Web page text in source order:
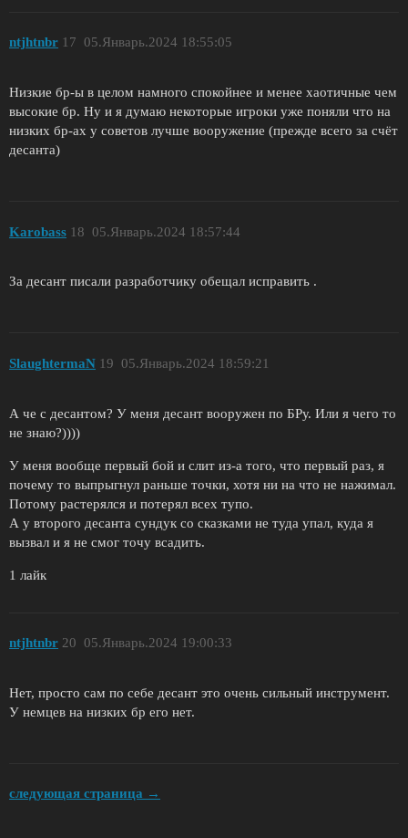
ntjhtnbr 05.Январь.2024 18:55:05
17
Низкие бр-ы в целом намного спокойнее и менее хаотичные чем
высокие бр. Ну и я думаю некоторые игроки уже поняли что на
низких бр-ах у советов лучше вооружение (прежде всего за счёт
десанта)
Karobass 05.Январь.2024 18:57:44
18
За десант писали разработчику обещал исправить .
SlaughtermaN 05.Январь.2024 18:59:21
19
А че с десантом? У меня десант вооружен по БРу. Или я чего то
не знаю?))))
У меня вообще первый бой и слит из-а того, что первый раз, я
почему то выпрыгнул раньше точки, хотя ни на что не нажимал.
Потому растерялся и потерял всех тупо.
А у второго десанта сундук со сказками не туда упал, куда я
вызвал и я не смог точу всадить.
1 лайк
ntjhtnbr 05.Январь.2024 19:00:33
20
Нет, просто сам по себе десант это очень сильный инструмент.
У немцев на низких бр его нет.
следующая страница →